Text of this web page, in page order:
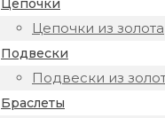
Цепочки
Цепочки из золота
Подвески
Подвески из
Браслеты